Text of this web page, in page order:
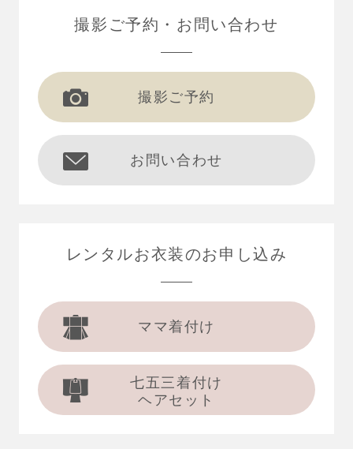
撮影ご予約 お問い合わせ
撮影ご予約
お問い合わせ
レンタルお衣装のお申し込み
ママ着付け
七五三着付け
ヘアセット